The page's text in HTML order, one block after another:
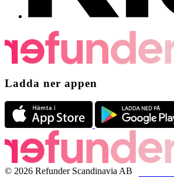
Ladda ner appen
© 2026 Refunder Scandinavia AB